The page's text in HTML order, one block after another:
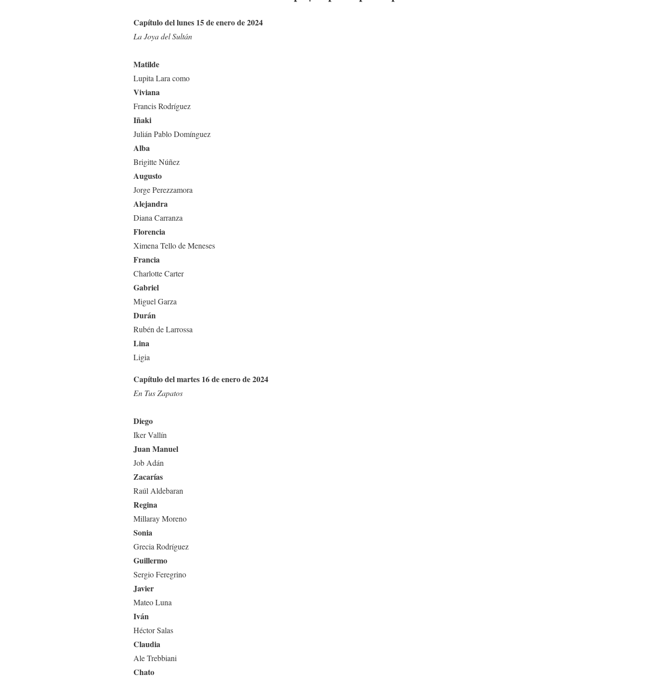
Capítulo del lunes 15 de enero de 2024
La Joya del Sultán
Matilde
Lupita Lara como
Viviana
Francis Rodríguez
Iñaki
Julián Pablo Domínguez
Alba
Brigitte Núñez
Augusto
Jorge Perezzamora
Alejandra
Diana Carranza
Florencia
Ximena Tello de Meneses
Francia
Charlotte Carter
Gabriel
Miguel Garza
Durán
Rubén de Larrossa
Lina
Ligia
Capítulo del martes 16 de enero de 2024
En Tus Zapatos
Diego
Iker Vallín
Juan Manuel
Job Adán
Zacarías
Raúl Aldebaran
Regina
Millaray Moreno
Sonia
Grecia Rodríguez
Guillermo
Sergio Feregrino
Javier
Mateo Luna
Iván
Héctor Salas
Claudia
Ale Trebbiani
Chato